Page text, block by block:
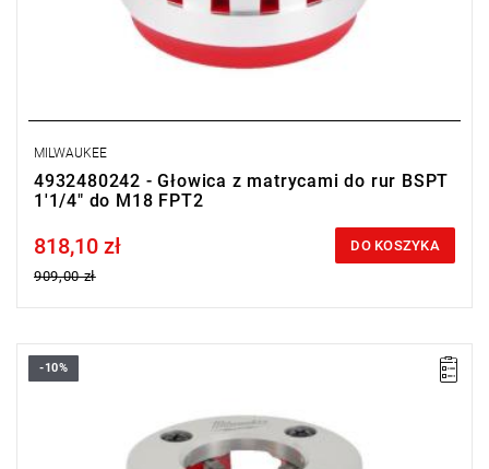
MILWAUKEE
4932480242 - Głowica z matrycami do rur BSPT
1'1/4" do M18 FPT2
Price tax included
818,10 zł
909,00 zł
DO KOSZYKA
Głowice tnące do gwintownicy są bardzo wytrzymałe, dzięki
-10%